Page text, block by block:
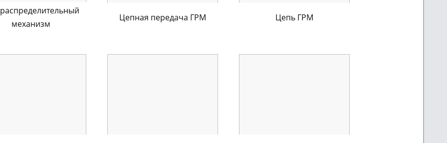
механизм
Цепная передача ГРМ Цепь ГРМ